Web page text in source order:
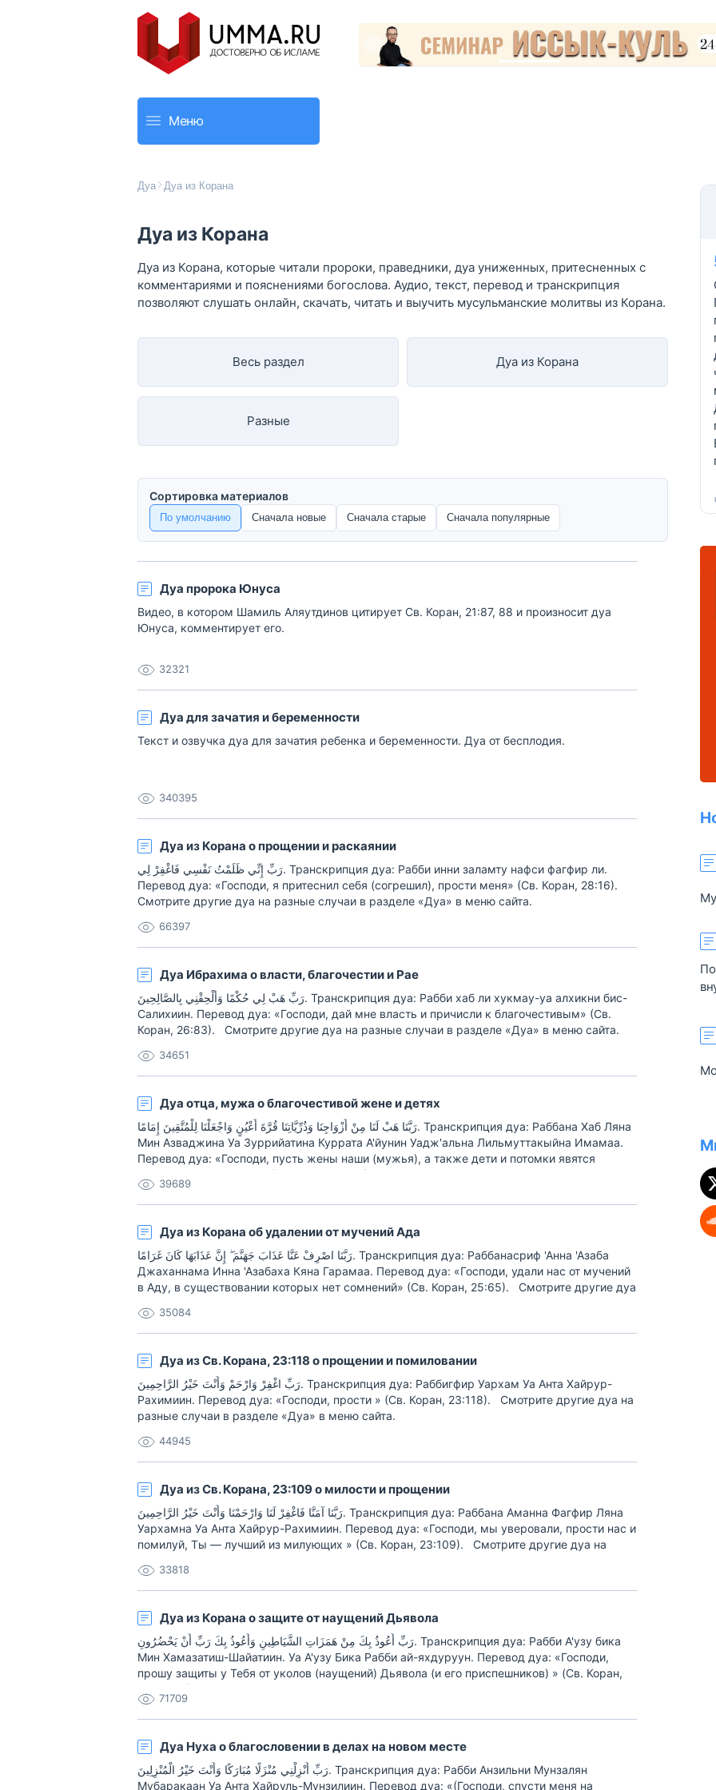
Меню
Дуа Дуа из Корана
Дуа из Корана
Дуа из Корана, которые читали пророки, праведники, дуа униженных, притесненных с
комментариями и пояснениями богослова. Аудио, текст, перевод и транскрипция
позволяют слушать онлайн, скачать, читать и выучить мусульманские молитвы из Корана.
Весь раздел Дуа из Корана
Разные
Сортировка материалов
По умолчанию Сначала новые Сначала старые Сначала популярные
Дуа пророка Юнуса
Видео, в котором Шамиль Аляутдинов цитирует Св. Коран, 21:87, 88 и произносит дуа
Юнуса, комментирует его.
32321
Дуа для зачатия и беременности
Текст и озвучка дуа для зачатия ребенка и беременности. Дуа от бесплодия.
340395
Дуа из Корана о прощении и раскаянии
رَبِّ إِنِّي ظَلَمْتُ نَفْسِي فَاغْفِرْ لِي. Транскрипция дуа: Рабби инни заламтy нафси фагфир ли.
Перевод дуа: «Господи, я притеснил себя (согрешил), прости меня» (Св. Коран, 28:16).
Смотрите другие дуа на разные случаи в разделе «Дуа» в меню сайта.
66397
Дуа Ибрахима о власти, благочестии и Рае
رَبِّ هَبْ لِي حُكْمًا وَأَلْحِقْنِي بِالصَّالِحِينَ. Транскрипция дуа: Рабби хаб ли хукмау-уа алхикни бис-
Салихиин. Перевод дуа: «Господи, дай мне власть и причисли к благочестивым» (Св.
Коран, 26:83). Смотрите другие дуа на разные случаи в разделе «Дуа» в меню сайта.
34651
Дуа отца, мужа о благочестивой жене и детях
رَبَّنَا هَبْ لَنَا مِنْ أَزْوَاجِنَا وَذُرِّيَّاتِنَا قُرَّةَ أَعْيُنٍ وَاجْعَلْنَا لِلْمُتَّقِينَ إِمَامًا. Транскрипция дуа: Раббана Хаб Ляна
Мин Азваджина Уа Зуррийатина Куррата А'йунин Уадж'альна Лильмуттакыйна Имамаа.
Перевод дуа: «Господи, пусть жены наши (мужья), а также дети и потомки явятся
радостью наших очей » (Св. Коран, 25:74). […]
39689
Дуа из Корана об удалении от мучений Ада
رَبَّنَا اصْرِفْ عَنَّا عَذَابَ جَهَنَّمَ ۖ إِنَّ عَذَابَهَا كَانَ غَرَامًا. Транскрипция дуа: Раббанасриф 'Анна 'Азаба
Джаханнама Инна 'Азабаха Кяна Гарамаа. Перевод дуа: «Господи, удали нас от мучений
в Аду, в существовании которых нет сомнений» (Св. Коран, 25:65). Смотрите другие дуа
35084
Дуа из Св. Корана, 23:118 о прощении и помиловании
رَبِّ اغْفِرْ وَارْحَمْ وَأَنْتَ خَيْرُ الرَّاحِمِينَ. Транскрипция дуа: Раббигфир Уархам Уа Анта Хайрур-
Рахимиин. Перевод дуа: «Господи, прости » (Св. Коран, 23:118). Смотрите другие дуа на
разные случаи в разделе «Дуа» в меню сайта.
44945
Дуа из Св. Корана, 23:109 о милости и прощении
رَبَّنَا آمَنَّا فَاغْفِرْ لَنَا وَارْحَمْنَا وَأَنْتَ خَيْرُ الرَّاحِمِينَ. Транскрипция дуа: Раббана Аманна Фагфир Ляна
Уархамна Уа Анта Хайрур-Рахимиин. Перевод дуа: «Господи, мы уверовали, прости нас и
помилуй, Ты — лучший из милующих » (Св. Коран, 23:109). Смотрите другие дуа на
33818
Дуа из Корана о защите от наущений Дьявола
رَبِّ أَعُوذُ بِكَ مِنْ هَمَزَاتِ الشَّيَاطِينِ وَأَعُوذُ بِكَ رَبِّ أَنْ يَحْضُرُونِ. Транскрипция дуа: Рабби А'узу бика
Мин Хамазатиш-Шайатиин. Уа А'узу Бика Рабби ай-яхдуруун. Перевод дуа: «Господи,
прошу защиты у Тебя от уколов (наущений) Дьявола (и его приспешников) » (Св. Коран,
23:97, 98). Смотрите другие дуа на разные случаи в разде[…]
71709
Дуа Нуха о благословении в делах на новом месте
رَبِّ أَنْزِلْنِي مُنْزَلًا مُبَارَكًا وَأَنْتَ خَيْرُ الْمُنْزِلِينَ. Транскрипция дуа: Рабби Анзильни Мунзалян
Мубаракаан Уа Анта Хайруль-Мунзилиин. Перевод дуа: «(Господи, спусти меня на
и